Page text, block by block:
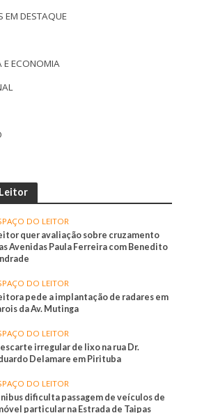
EM DESTAQUE
E ECONOMIA
DO LEITOR
quer avaliação sobre cruzamento
Avenidas Paula Ferreira com Benedito
DO LEITOR
pede a implantação de radares em
da Av. Mutinga
DO LEITOR
irregular de lixo na rua Dr.
Delamare em Pirituba
DO LEITOR
dificulta passagem de veículos de
particular na Estrada de Taipas